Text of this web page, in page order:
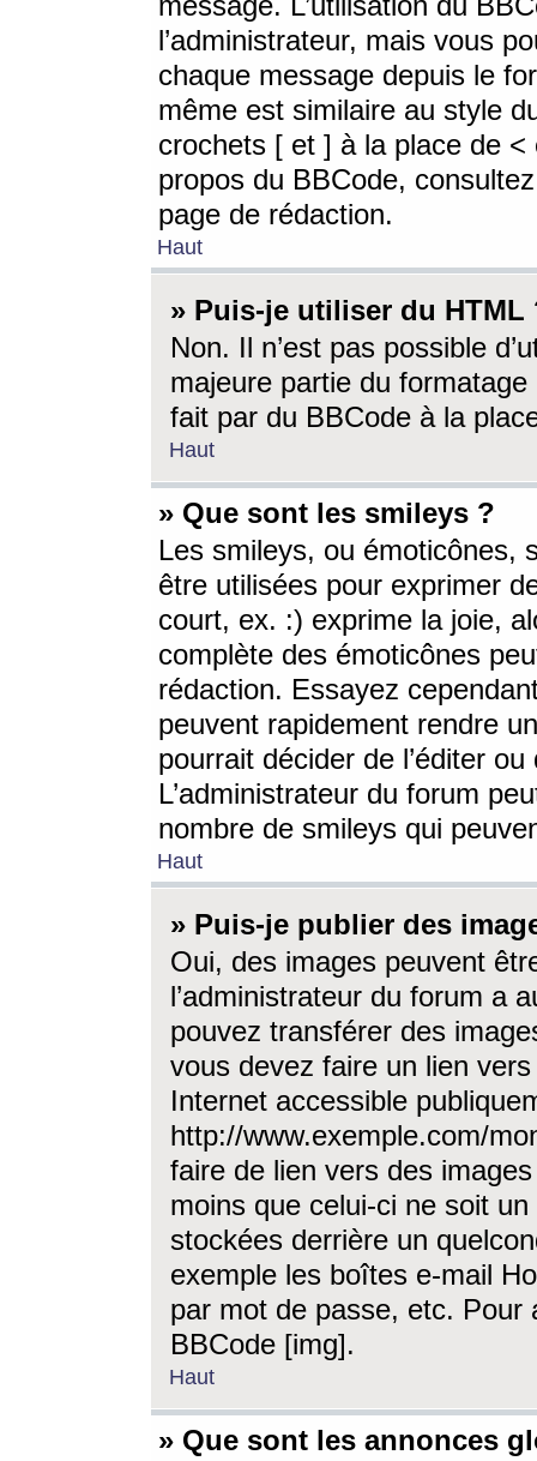
l’administrateur, mais vous
chaque message depuis le
même est similaire au style
crochets [ et ] à la place de <
propos du BBCode,
page de rédaction.
Haut
» Puis-je utiliser du HTML
Non. Il n’est pas possible
majeure partie du
fait par du BBCode à la
Haut
» Que sont les smileys ?
Les smileys, ou émoticônes,
être utilisées pour exprimer
court, ex. :) exprime la joie,
complète des émoticônes
rédaction. Essayez
peuvent rapidement rendre
pourrait décider de l’éditer
L’administrateur du forum
nombre de smileys qui
Haut
» Puis-je publier des
Oui, des images peuvent
l’administrateur du forum a
pouvez transférer des
vous devez faire un lien
Internet accessible
http://www.exemple.com/
faire de lien vers des
moins que celui-ci ne soit
stockées derrière un
exemple les boîtes e-mail
par mot de passe, etc. Pour
BBCode [img].
Haut
» Que sont les annonces